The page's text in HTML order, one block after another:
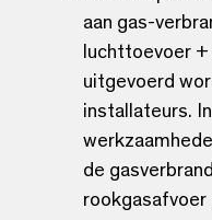
aan gas-
luchttoevoer +
uitgevoerd
installateurs.
de
rookgasafvoer